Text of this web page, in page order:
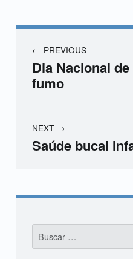
PREVIOUS
Dia Nacional
fumo
NEXT
Saúde bucal
Skip back to main navigation
Buscar: